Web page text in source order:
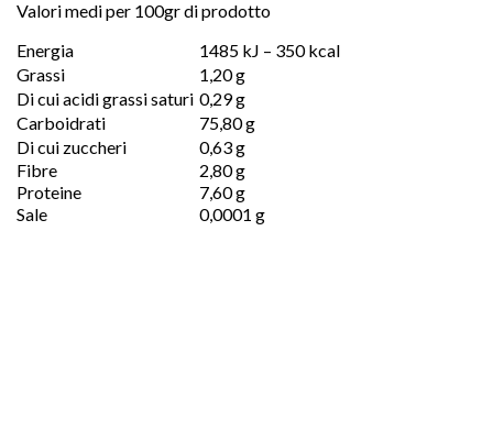
Valori medi per 100gr di prodotto
Energia
1485 kJ – 350 kcal
Grassi
1,20 g
Di cui acidi grassi saturi 0,29 g
Carboidrati
75,80 g
Di cui zuccheri
0,63 g
Fibre
2,80 g
Proteine
7,60 g
Sale
0,0001 g